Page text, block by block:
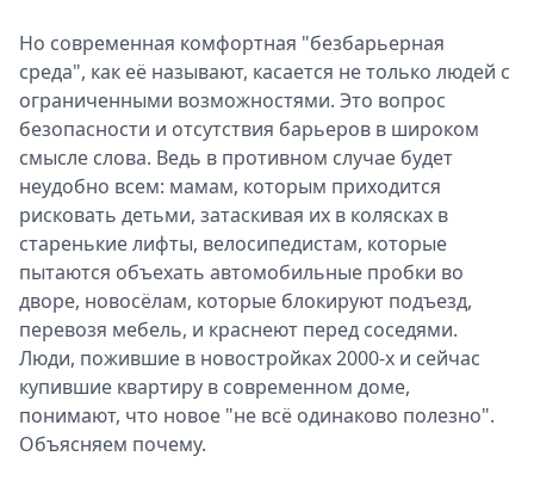
Но современная комфортная "безбарьерная
среда", как её называют, касается не только людей с
ограниченными возможностями. Это вопрос
безопасности и отсутствия барьеров в широком
смысле слова. Ведь в противном случае будет
неудобно всем: мамам, которым приходится
рисковать детьми, затаскивая их в колясках в
старенькие лифты, велосипедистам, которые
пытаются объехать автомобильные пробки во
дворе, новосёлам, которые блокируют подъезд,
перевозя мебель, и краснеют перед соседями.
Люди, пожившие в новостройках 2000-х и сейчас
купившие квартиру в современном доме,
понимают, что новое "не всё одинаково полезно".
Объясняем почему.